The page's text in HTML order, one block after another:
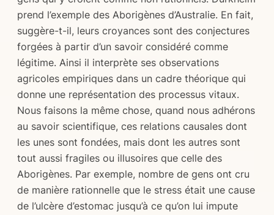
prend l’exemple des Aborigènes d’Australie. En fait,
suggère-t-il, leurs croyances sont des conjectures
forgées à partir d’un savoir considéré comme
légitime. Ainsi il interprète ses observations
agricoles empiriques dans un cadre théorique qui
donne une représentation des processus vitaux.
Nous faisons la même chose, quand nous adhérons
au savoir scientifique, ces relations causales dont
les unes sont fondées, mais dont les autres sont
tout aussi fragiles ou illusoires que celle des
Aborigènes. Par exemple, nombre de gens ont cru
de manière rationnelle que le stress était une cause
de l’ulcère d’estomac jusqu’à ce qu’on lui impute